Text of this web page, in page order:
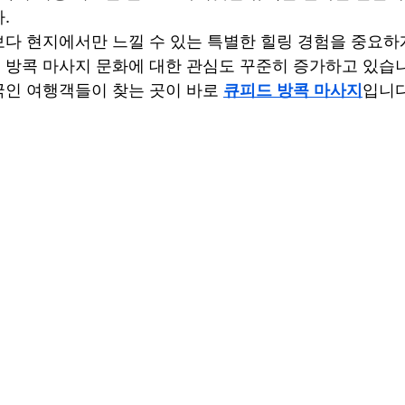
.
현지에서만 느낄 수 있는 특별한 힐링 경험을 중요하
콕 마사지 문화에 대한 관심도 꾸준히 증가하고 있습
여행객들이 찾는 곳이 바로 큐피드 방콕 마사지 입니